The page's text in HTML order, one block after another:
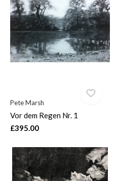
Pete Marsh
Vor dem Regen Nr. 1
£395.00